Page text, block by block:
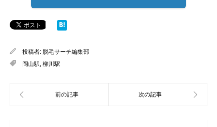
投稿者: 脱毛サーチ編集部
岡山駅, 柳川駅